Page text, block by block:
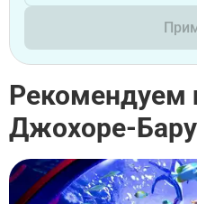
Рекомендуем
Джохоре-Бару